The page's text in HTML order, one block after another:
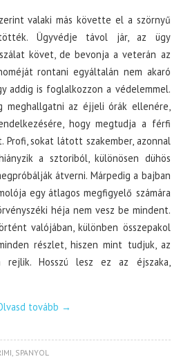
valaki más követte el a szörnyű
Ügyvédje távol jár, az ügy
követ, de bevonja a veterán az
rontani egyáltalán nem akaró
addig is foglalkozzon a védelemmel.
az éjjeli órák ellenére,
hogy megtudja a férfi
sokat látott szakember, azonnal
a sztoriból, különösen dühös
átverni. Márpedig a bajban
egy átlagos megfigyelő számára
héja nem vesz be mindent.
valójában, különben összepakol
részlet, hiszen mint tudjuk, az
rejlik. Hosszú lesz ez az éjszaka,
tovább →
, SPANYOL